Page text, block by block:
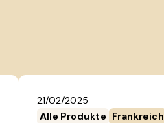
21/02/2025
Alle Produkte Frankreich